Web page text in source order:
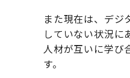
また現在は、デジ
していない状況に
人材が互いに学び
す。